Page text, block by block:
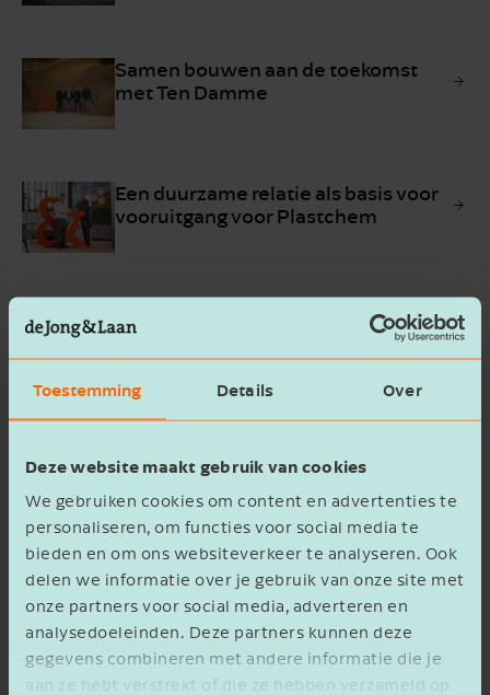
Toestemming Details Over
Deze website maakt gebruik van cookies
We gebruiken cookies om content en advertenties te
personaliseren, om functies voor social media te
bieden en om ons websiteverkeer te analyseren. Ook
delen we informatie over je gebruik van onze site met
onze partners voor social media, adverteren en
analysedoeleinden. Deze partners kunnen deze
gegevens combineren met andere informatie die je
aan ze hebt verstrekt of die ze hebben verzameld op
Samen bouwen aan de toekomst
met Ten Damme
Een duurzame relatie als basis voor
vooruitgang voor Plastchem
Edens Plants: de kracht van een
toekomstgericht familiebedrijf
KliniekTwente
Vriendschap als overkoepelende
ambitie bij Alleeninkt.nl
Stilzitten is geen optie bij Preston